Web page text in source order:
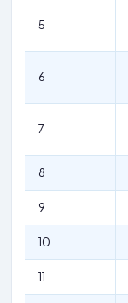
5
6
7
8
9
10
11